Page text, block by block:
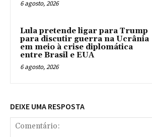
6 agosto, 2026
Lula pretende ligar para Trump
para discutir guerra na Ucrânia
em meio à crise diplomática
entre Brasil e EUA
6 agosto, 2026
DEIXE UMA RESPOSTA